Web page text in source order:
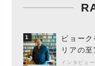
1
ビョー
リアの
エントの
インタビュー